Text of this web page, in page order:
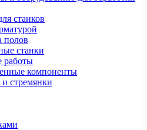
станков
полов
станки
работы
компоненты
стремянки